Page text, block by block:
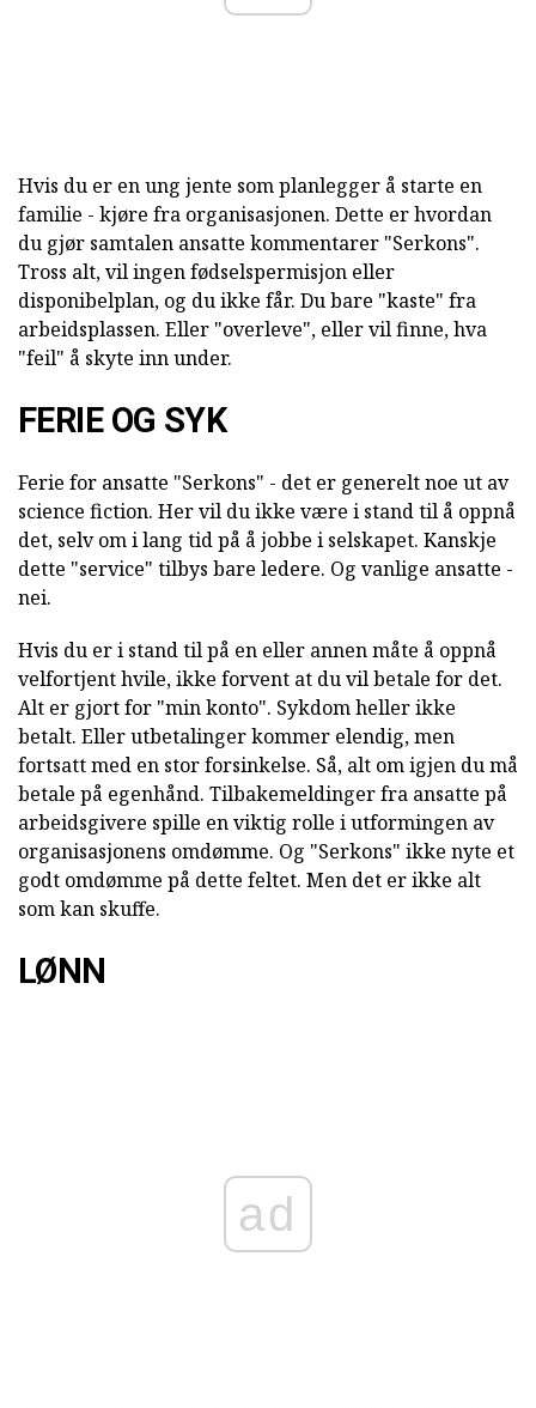
Hvis du er en ung jente som planlegger å starte en
familie - kjøre fra organisasjonen. Dette er hvordan
du gjør samtalen ansatte kommentarer "Serkons".
Tross alt, vil ingen fødselspermisjon eller
disponibelplan, og du ikke får. Du bare "kaste" fra
arbeidsplassen. Eller "overleve", eller vil finne, hva
"feil" å skyte inn under.
FERIE OG SYK
Ferie for ansatte "Serkons" - det er generelt noe ut av
science fiction. Her vil du ikke være i stand til å oppnå
det, selv om i lang tid på å jobbe i selskapet. Kanskje
dette "service" tilbys bare ledere. Og vanlige ansatte -
nei.
Hvis du er i stand til på en eller annen måte å oppnå
velfortjent hvile, ikke forvent at du vil betale for det.
Alt er gjort for "min konto". Sykdom heller ikke
betalt. Eller utbetalinger kommer elendig, men
fortsatt med en stor forsinkelse. Så, alt om igjen du må
betale på egenhånd. Tilbakemeldinger fra ansatte på
arbeidsgivere spille en viktig rolle i utformingen av
organisasjonens omdømme. Og "Serkons" ikke nyte et
godt omdømme på dette feltet. Men det er ikke alt
som kan skuffe.
LØNN
ad